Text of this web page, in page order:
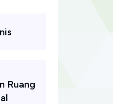
Ruang